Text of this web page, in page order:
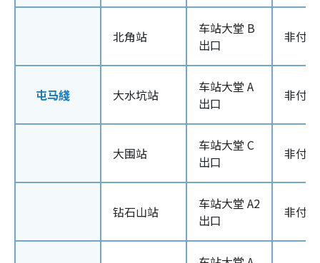
北角站
车站大堂 B
出口
非付
屯马綫 大水坑站
车站大堂 A
出口
非付
大围站
车站大堂 C
出口
非付
钻石山站
车站大堂 A2
出口
非付